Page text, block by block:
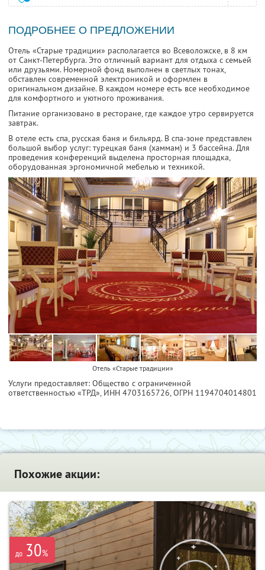
ПОДРОБНЕЕ О ПРЕДЛОЖЕНИИ
Отель «Старые традиции» располагается во Всеволожске, в 8 км
от Санкт-Петербурга. Это отличный вариант для отдыха с семьей
или друзьями. Номерной фонд выполнен в светлых тонах,
обставлен современной электроникой и оформлен в
оригинальном дизайне. В каждом номере есть все необходимое
для комфортного и уютного проживания.
Питание организовано в ресторане, где каждое утро сервируется
завтрак.
В отеле есть спа, русская баня и бильярд. В спа-зоне представлен
большой выбор услуг: турецкая баня (хаммам) и 3 бассейна. Для
проведения конференций выделена просторная площадка,
оборудованная эргономичной мебелью и техникой.
Отель «Старые традиции»
Услуги предоставляет: Общество с ограниченной
ответственностью «ТРД», ИНН 4703165726, ОГРН 1194704014801
Похожие акции:
до 30%